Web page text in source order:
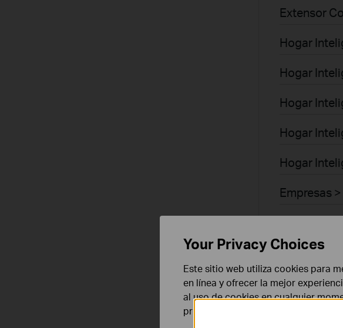
Extensor
Hogar
Hogar
Hogar
Hogar
Hogar
Empresas
Empresas
Empresas
Your Privacy Choices
Este sitio web utiliza cookies para
en línea y ofrecer la mejor
al uso de cookies en cualquier
privacidad